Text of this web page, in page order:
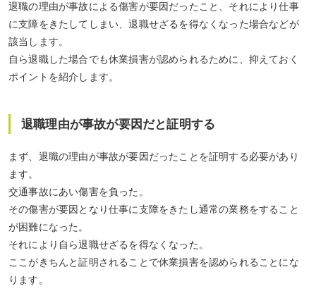
退職の理由が事故による傷害が要因だったこと、それにより仕事
に支障をきたしてしまい、退職せざるを得なくなった場合などが
該当します。
自ら退職した場合でも休業損害が認められるために、抑えておく
ポイントを紹介します。
退職理由が事故が要因だと証明する
まず、 退職の理由が事故が要因だったことを証明する必要があり
ます。
交通事故にあい傷害を負った。
その傷害が要因となり仕事に支障をきたし通常の業務をすること
が困難になった。
それにより自ら退職せざるを得なくなった。
ここがきちんと証明されることで休業損害を認められることにな
ります。